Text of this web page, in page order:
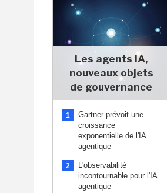
Les agents IA,
nouveaux objets
de gouvernance
1
Gartner prévoit une
croissance
exponentielle de l'IA
agentique
2
L'observabilité
incontournable pour l'IA
agentique